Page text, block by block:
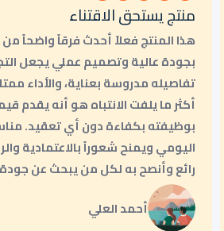
منتج يستحق الاقتناء
هذا المنتج فعلاً أحدث فرقاً واضحاً
بجودة عالية وتصميم عملي يجعل
تفاصيله مدروسة بعناية، والأداء
أكثر ما يلفت الانتباه هو أنه يقدم
بوظيفته بكفاءة دون أي تعقيد.
اليومي ويمنح شعوراً بالاعتمادية
رائع وأنصح به لكل من يبحث عن
أحمد العلي